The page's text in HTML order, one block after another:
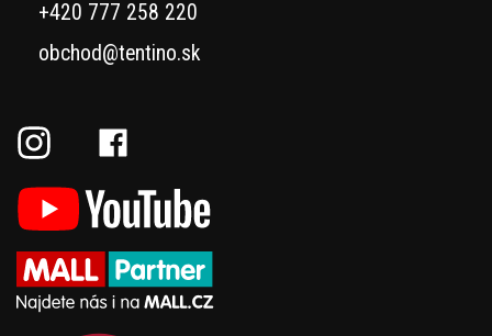
+420 777 258 220
obchod@tentino.sk